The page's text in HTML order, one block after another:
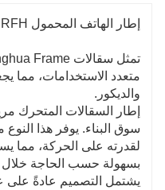
إطار الهاتف المحمول RFH
متعدد الاستخدامات، مما
والديكور.
إطار السقالات المتحرك
سوق البناء. يوفر هذا النوع
لقدرته على الحركة، مما
بسهولة حسب الحاجة خلال
يشتمل التصميم عادةً على